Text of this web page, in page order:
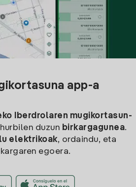
app-a
Iberdrolaren mugikortasun-
duzun birkargagunea.
elektrikoak, ordaindu, eta
egoera.